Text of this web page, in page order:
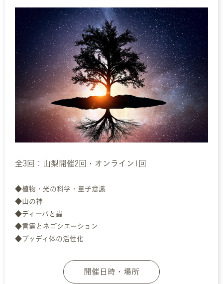
全3回：山梨開催2回・オンライン1回
◆植物・光の科学・量子意識
◆山の神
◆ディーバと蟲
◆言霊とネゴシエーション
◆ブッディ体の活性化
開催日時・場所